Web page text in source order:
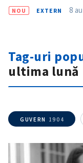
NOU EXTERN 8
Tag-uri
ultima lună
GUVERN 1904